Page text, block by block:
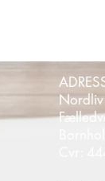
Nordliv